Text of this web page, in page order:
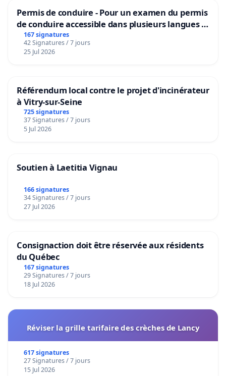
Permis de conduire - Pour un examen du permis
de conduire accessible dans plusieurs langues à
Bruxelles
167 signatures
42 Signatures / 7 jours
25 Jul 2026
Référendum local contre le projet d'incinérateur
à Vitry-sur-Seine
725 signatures
37 Signatures / 7 jours
5 Jul 2026
Soutien à Laetitia Vignau
166 signatures
34 Signatures / 7 jours
27 Jul 2026
Consignaction doit être réservée aux résidents
du Québec
167 signatures
29 Signatures / 7 jours
18 Jul 2026
Réviser la grille tarifaire des crèches de Lancy
617 signatures
27 Signatures / 7 jours
15 Jul 2026